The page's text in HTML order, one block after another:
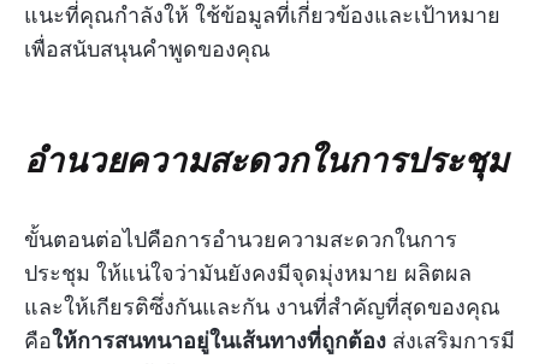
แนะที่คุณกำลังให้ ใช้ข้อมูลที่เกี่ยวข้องและเป้าหมาย
เพื่อสนับสนุนคำพูดของคุณ
อำนวยความสะดวกในการประชุม
ขั้นตอนต่อไปคือการอำนวยความสะดวกในการ
ประชุม ให้แน่ใจว่ามันยังคงมีจุดมุ่งหมาย ผลิตผล
และให้เกียรติซึ่งกันและกัน งานที่สำคัญที่สุดของคุณ
คือให้การสนทนาอยู่ในเส้นทางที่ถูกต้อง ส่งเสริมการมี